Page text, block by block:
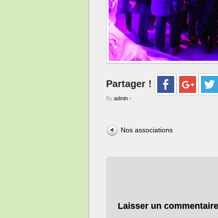
Partager !
By admin •
Nos associations
Laisser un commentaire